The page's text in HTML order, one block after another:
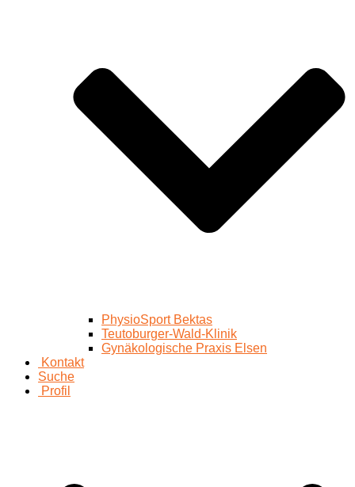
PhysioSport Bektas
Teutoburger-Wald-Klinik
Gynäkologische Praxis Elsen
Kontakt
Suche
Profil